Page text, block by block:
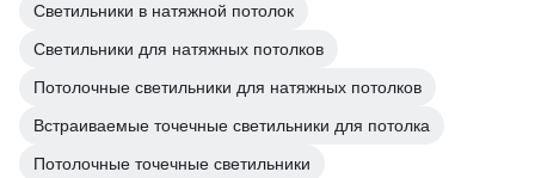
Светильники в натяжной потолок
Светильники для натяжных потолков
Потолочные светильники для натяжных потолков
Встраиваемые точечные светильники для потолка
Потолочные точечные светильники